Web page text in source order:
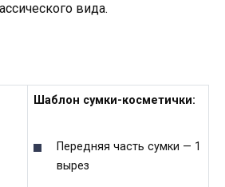
вида.
Шаблон сумки-косметички:
Передняя часть сумки — 1
вырез